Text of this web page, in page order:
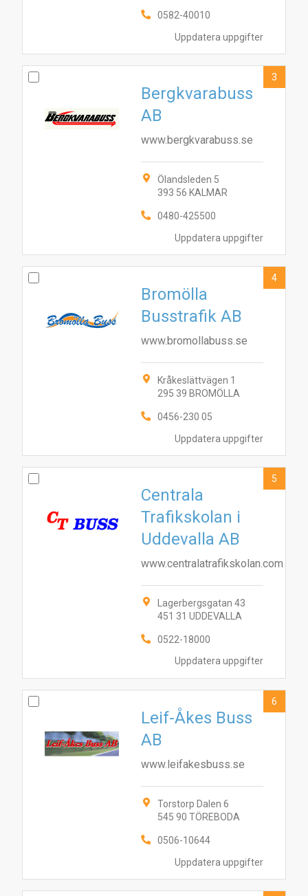
Uppdatera uppgifter
0582-40010
Uppdatera uppgifter
Bergkvarabuss
AB
www.bergkvarabuss.se
Ölandsleden 5
393 56 KALMAR
0480-425500
3
Uppdatera uppgifter
Bromölla
Busstrafik AB
www.bromollabuss.se
Kråkeslättvägen 1
295 39 BROMÖLLA
0456-230 05
4
Uppdatera uppgifter
Centrala
Trafikskolan i
Uddevalla AB
www.centralatrafikskolan.com
Lagerbergsgatan 43
451 31 UDDEVALLA
0522-18000
5
Uppdatera uppgifter
Leif-Åkes Buss
AB
www.leifakesbuss.se
Torstorp Dalen 6
545 90 TÖREBODA
0506-10644
6